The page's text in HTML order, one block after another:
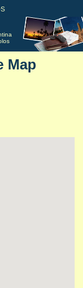
Map